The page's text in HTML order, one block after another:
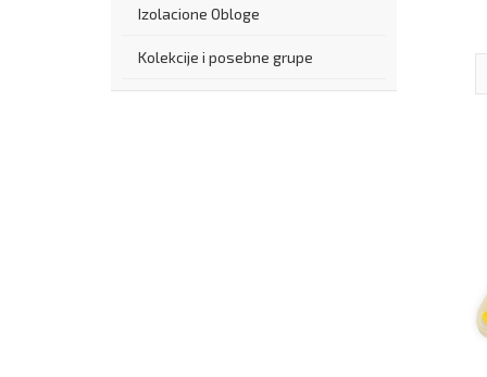
Izolacione Obloge
Kolekcije i posebne grupe